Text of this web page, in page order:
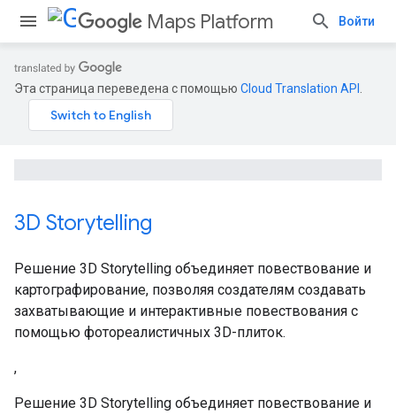
Maps Platform Войти
Эта страница переведена с помощью Cloud Translation API
3D Storytelling
Решение 3D Storytelling объединяет повествование и
картографирование, позволяя создателям создавать
захватывающие и интерактивные повествования с
помощью фотореалистичных 3D-плиток.
,
Решение 3D Storytelling объединяет повествование и